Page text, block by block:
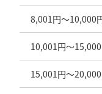
8,001円～10,000
10,001円～
15,001円～